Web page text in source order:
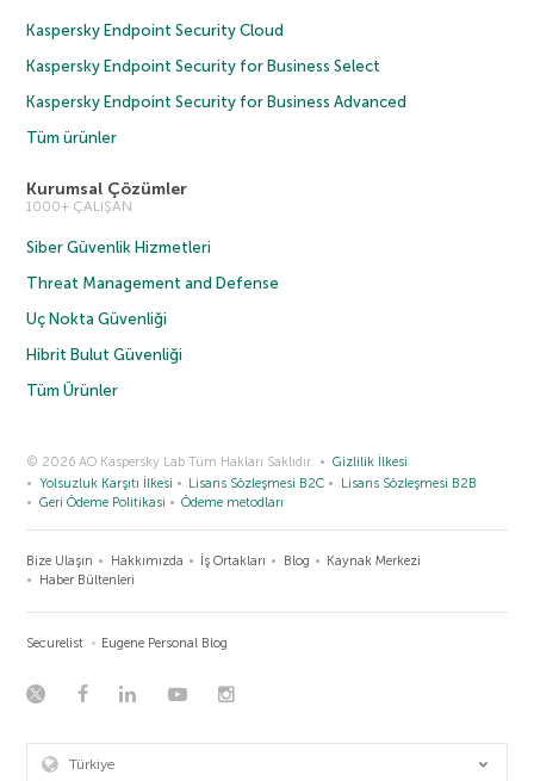
Kaspersky Endpoint Security Cloud
Kaspersky Endpoint Security for Business Select
Kaspersky Endpoint Security for Business Advanced
Tüm ürünler
Kurumsal Çözümler
1000+ ÇALIŞAN
Siber Güvenlik Hizmetleri
Threat Management and Defense
Uç Nokta Güvenliği
Hibrit Bulut Güvenliği
Tüm Ürünler
© 2026 AO Kaspersky Lab Tüm Hakları Saklıdır.
Gizlilik İlkesi
Yolsuzluk Karşıtı İlkesi
Lisans Sözleşmesi B2C
Lisans Sözleşmesi B2B
Geri Ödeme Politikasi
Ödeme metodları
Bize Ulaşın Hakkımızda İş Ortakları Blog
Kaynak Merkezi
Haber Bültenleri
Securelist Eugene Personal Blog
Türkiye